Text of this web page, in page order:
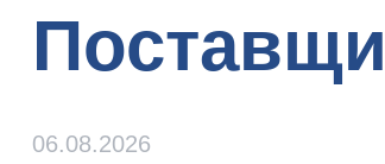
06.08.2026